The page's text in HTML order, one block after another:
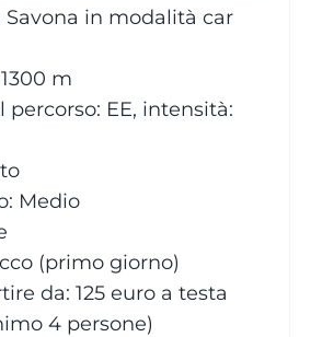
in modalità car
m
percorso: EE, intensità:
Medio
(primo giorno)
da: 125 euro a testa
4 persone)